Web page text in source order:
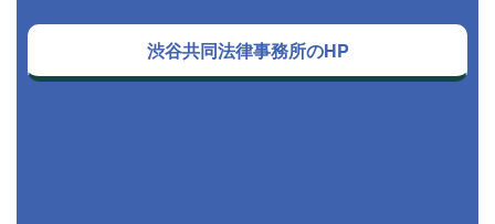
渋谷共同法律事務所のHP